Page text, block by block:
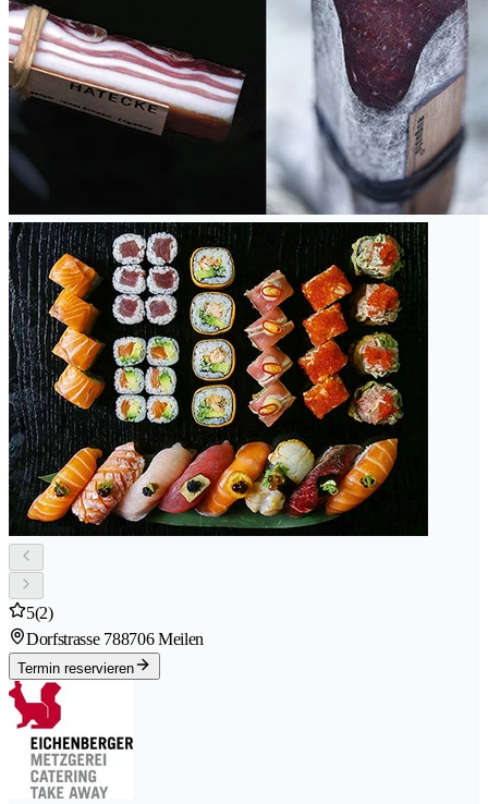
5(2)
Dorfstrasse 788706 Meilen
Termin reservieren